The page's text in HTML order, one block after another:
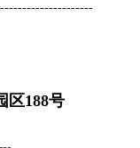
188号